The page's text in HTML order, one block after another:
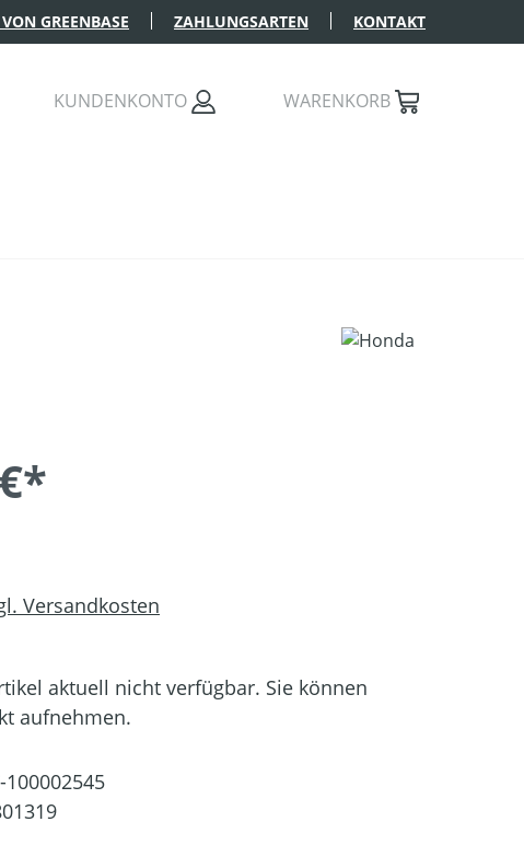
GREENBASE ZAHLUNGSARTEN KONTAKT
KUNDENKONTO WARENKORB
Versandkosten
aktuell nicht verfügbar. Sie können
aufnehmen.
100002545